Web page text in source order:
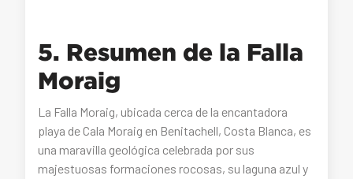
5. Resumen de la Falla
Moraig
La Falla Moraig, ubicada cerca de la encantadora
playa de Cala Moraig en Benitachell, Costa Blanca, es
una maravilla geológica celebrada por sus
majestuosas formaciones rocosas, su laguna azul y